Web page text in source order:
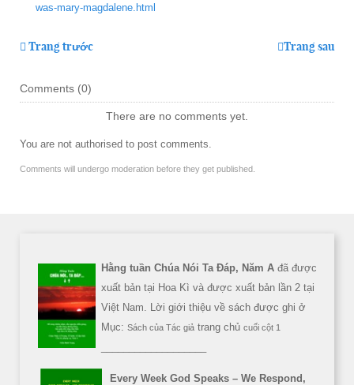
was-mary-magdalene.html
Trang trước Trang sau
Comments (0)
There are no comments yet.
You are not authorised to post comments.
Comments will undergo moderation before they get published.
Hằng tuần Chúa Nói Ta Đáp, Năm A đã được
xuất bản tại Hoa Kì và được xuất bản lần 2 tại
Việt Nam. Lời giới thiệu về sách được ghi ở
Mục: Sách của Tác giả trang chủ cuối cột 1
Every Week God Speaks – We Respond,